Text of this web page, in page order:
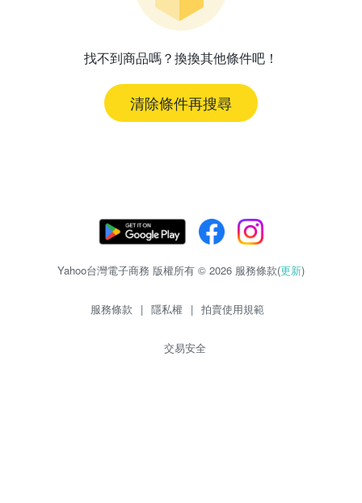
找不到商品嗎？換換其他條件吧！
清除條件再搜尋
Yahoo台灣電子商務 版權所有 © 2026 服務條款(更新)
服務條款 | 隱私權 | 拍賣使用規範
交易安全